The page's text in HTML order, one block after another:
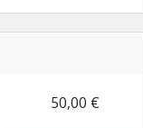
50,00 €